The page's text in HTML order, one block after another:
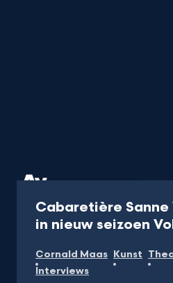
Cabaretière Sanne
in nieuw seizoen
Cornald Maas Kunst
Interviews